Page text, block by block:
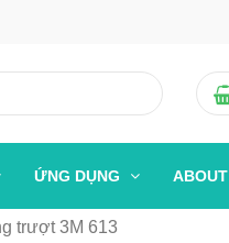
ỨNG DỤNG ABOUT
trượt 3M 613